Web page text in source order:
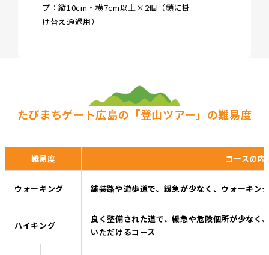
プ：縦10cm・横7cm以上×2個（鎖に掛
け替え通過用）
たびまちゲート広島の「登山ツアー」の難易度
難易度 コースの内
ウォーキング 舗装路や遊歩道で、緩急が少なく、ウォーキン
ハイキング
良く整備された道で、緩急や危険個所が少なく
いただけるコース